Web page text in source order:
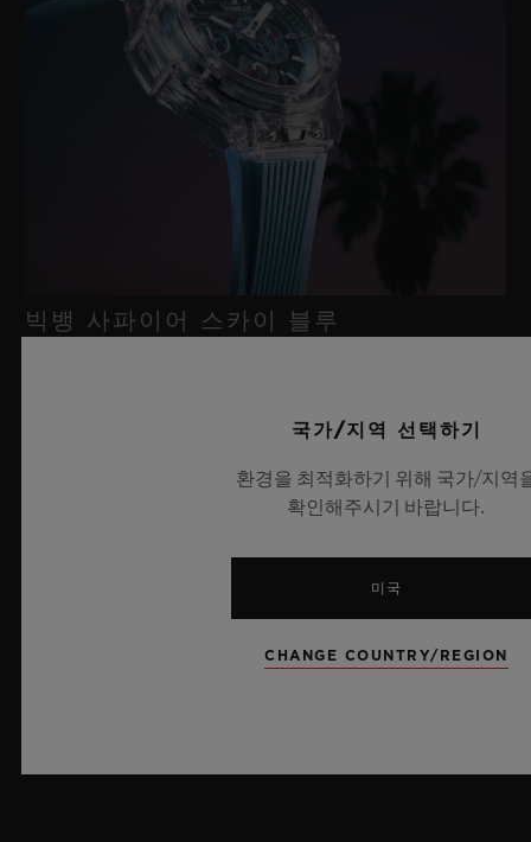
빅뱅 사파이어 스카이 블루
2026년 7월 8일, 니옹 – 사파이어 워치 분야에서 독보적인 기술력
이며 다시 한번 워치메이킹의 한계를 뛰어넘습니다. 매혹적이고
투명한 사파이어로 제작된 이번 모델은 100피스 리미티드 에디션
력과 탁월한 디자인 역량을 보여주는 작품으로 끝없이 펼쳐진 여
름 하늘이 주는 자유롭고 광활한 감성을 담아냅니다.
국가/지역 선택하기
환경을 최적화하기 위해 국가/지역
확인해주시기 바랍니다.
미국
CHANGE COUNTRY/REGION